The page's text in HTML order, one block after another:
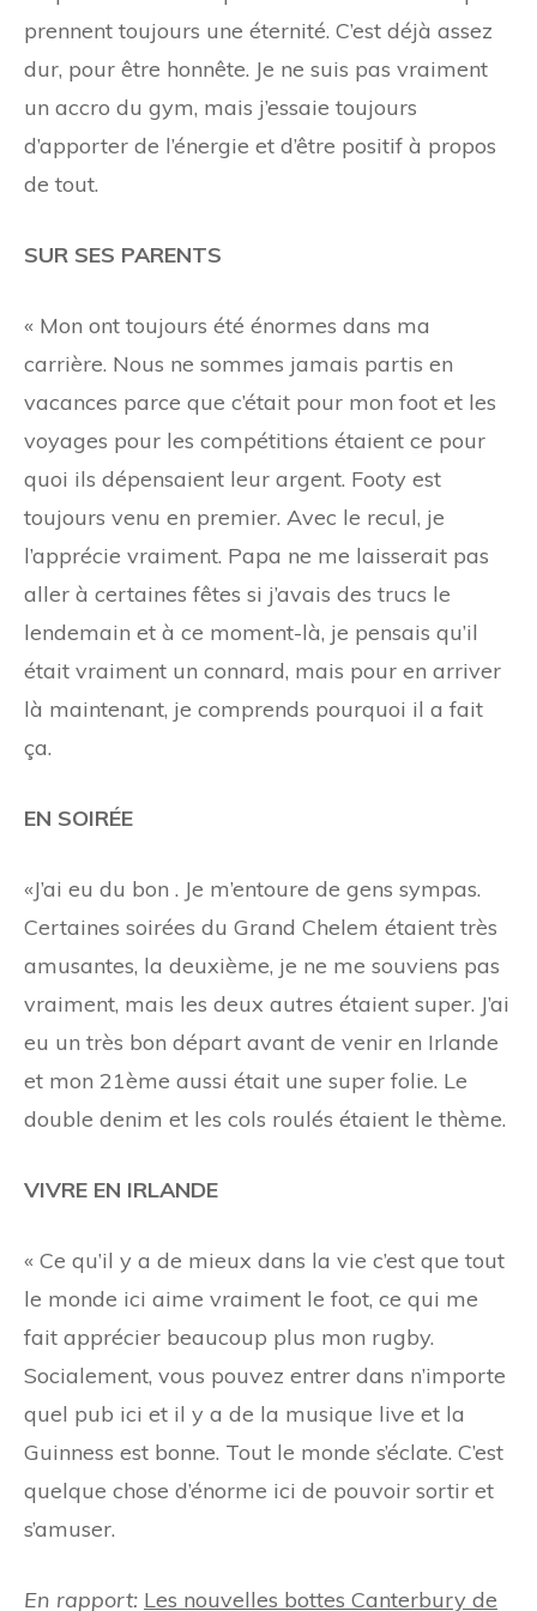
prennent toujours une éternité. C’est déjà assez
dur, pour être honnête. Je ne suis pas vraiment
un accro du gym, mais j’essaie toujours
d’apporter de l’énergie et d’être positif à propos
de tout.
SUR SES PARENTS
« Mon ont toujours été énormes dans ma
carrière. Nous ne sommes jamais partis en
vacances parce que c’était pour mon foot et les
voyages pour les compétitions étaient ce pour
quoi ils dépensaient leur argent. Footy est
toujours venu en premier. Avec le recul, je
l’apprécie vraiment. Papa ne me laisserait pas
aller à certaines fêtes si j’avais des trucs le
lendemain et à ce moment-là, je pensais qu’il
était vraiment un connard, mais pour en arriver
là maintenant, je comprends pourquoi il a fait
ça.
EN SOIRÉE
«J’ai eu du bon . Je m’entoure de gens sympas.
Certaines soirées du Grand Chelem étaient très
amusantes, la deuxième, je ne me souviens pas
vraiment, mais les deux autres étaient super. J’ai
eu un très bon départ avant de venir en Irlande
et mon 21ème aussi était une super folie. Le
double denim et les cols roulés étaient le thème.
VIVRE EN IRLANDE
« Ce qu’il y a de mieux dans la vie c’est que tout
le monde ici aime vraiment le foot, ce qui me
fait apprécier beaucoup plus mon rugby.
Socialement, vous pouvez entrer dans n’importe
quel pub ici et il y a de la musique live et la
Guinness est bonne. Tout le monde s’éclate. C’est
quelque chose d’énorme ici de pouvoir sortir et
s’amuser.
En rapport: Les nouvelles bottes Canterbury de